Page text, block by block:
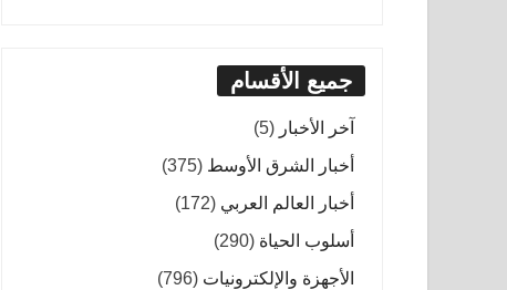
جميع الأقسام
آخر الأخبار (5)
أخبار الشرق الأوسط (375)
أخبار العالم العربي (172)
أسلوب الحياة (290)
الأجهزة والإلكترونيات (796)